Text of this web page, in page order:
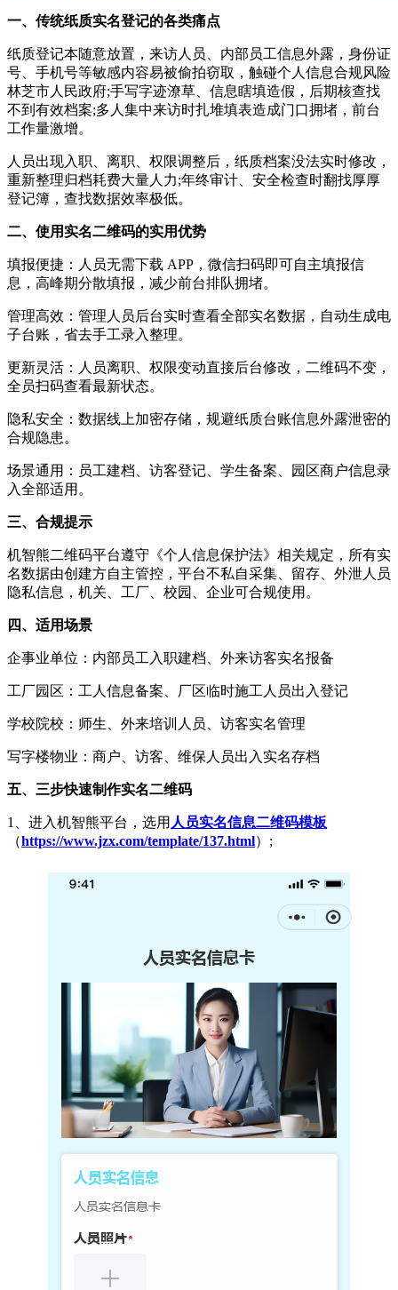
一、传统纸质实名登记的各类痛点
纸质登记本随意放置，来访人员、内部员工信息外露，身份证
号、手机号等敏感内容易被偷拍窃取，触碰个人信息合规风险
林芝市人民政府;手写字迹潦草、信息瞎填造假，后期核查找
不到有效档案;多人集中来访时扎堆填表造成门口拥堵，前台
工作量激增。
人员出现入职、离职、权限调整后，纸质档案没法实时修改，
重新整理归档耗费大量人力;年终审计、安全检查时翻找厚厚
登记簿，查找数据效率极低。
二、使用实名二维码的实用优势
填报便捷：人员无需下载 APP，微信扫码即可自主填报信
息，高峰期分散填报，减少前台排队拥堵。
管理高效：管理人员后台实时查看全部实名数据，自动生成电
子台账，省去手工录入整理。
更新灵活：人员离职、权限变动直接后台修改，二维码不变，
全员扫码查看最新状态。
隐私安全：数据线上加密存储，规避纸质台账信息外露泄密的
合规隐患。
场景通用：员工建档、访客登记、学生备案、园区商户信息录
入全部适用。
三、合规提示
机智熊二维码平台遵守《个人信息保护法》相关规定，所有实
名数据由创建方自主管控，平台不私自采集、留存、外泄人员
隐私信息，机关、工厂、校园、企业可合规使用。
四、适用场景
企事业单位：内部员工入职建档、外来访客实名报备
工厂园区：工人信息备案、厂区临时施工人员出入登记
学校院校：师生、外来培训人员、访客实名管理
写字楼物业：商户、访客、维保人员出入实名存档
五、三步快速制作实名二维码
1、进入机智熊平台，选用 人员实名信息二维码模板
（https://www.jzx.com/template/137.html）;